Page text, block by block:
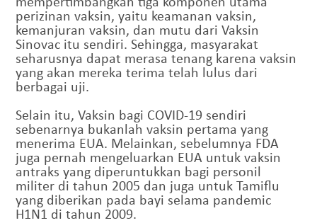
perizinan vaksin, yaitu keamanan vaksin,
kemanjuran vaksin, dan mutu dari Vaksin
Sinovac itu sendiri. Sehingga, masyarakat
seharusnya dapat merasa tenang karena vaksin
yang akan mereka terima telah lulus dari
berbagai uji.
Selain itu, Vaksin bagi COVID-19 sendiri
sebenarnya bukanlah vaksin pertama yang
menerima EUA. Melainkan, sebelumnya FDA
juga pernah mengeluarkan EUA untuk vaksin
antraks yang diperuntukkan bagi personil
militer di tahun 2005 dan juga untuk Tamiflu
yang diberikan pada bayi selama pandemic
H1N1 di tahun 2009.